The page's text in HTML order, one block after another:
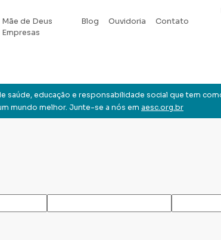
Mãe de Deus
Empresas
Blog Ouvidoria Contato
saúde, educação e responsabilidade social que tem
mundo melhor. Junte-se a nós em aesc.org.br